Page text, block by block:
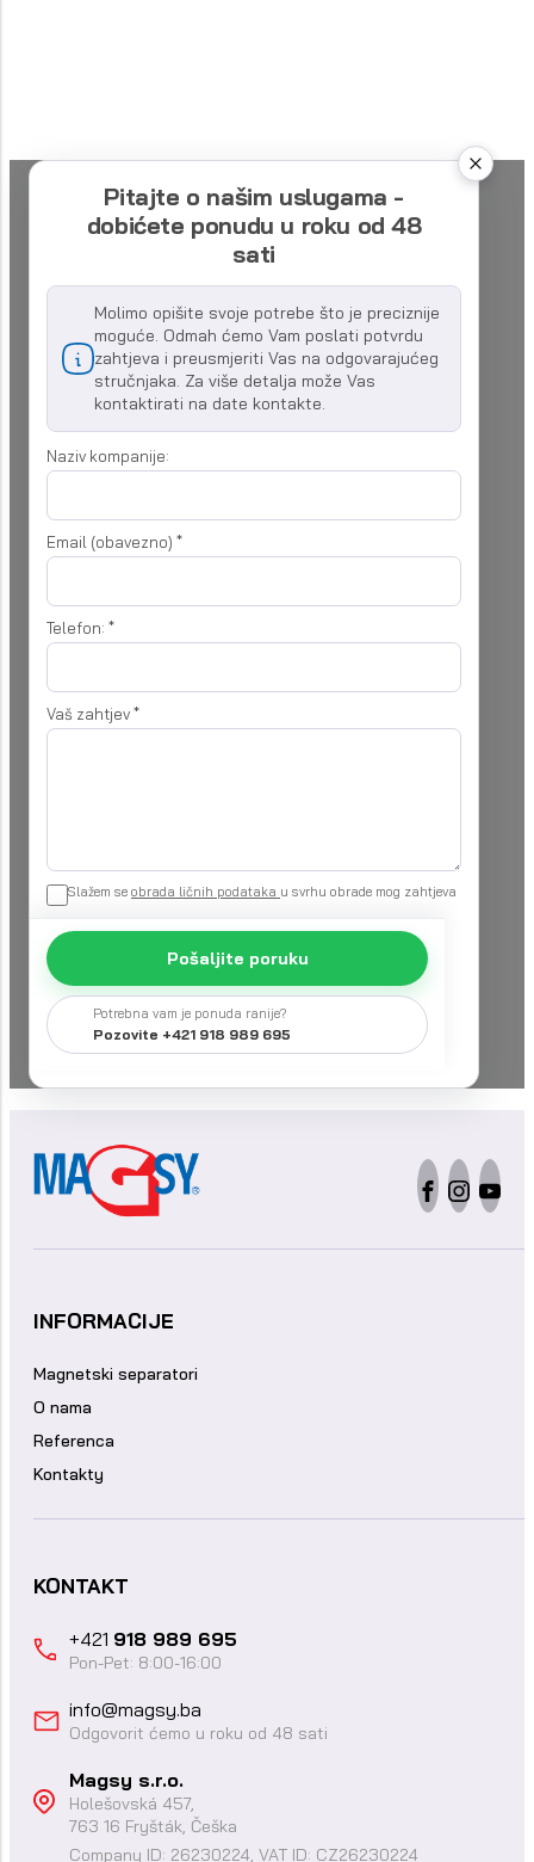
Pitajte o našim uslugama -
dobićete ponudu u roku od 48
sati
Molimo opišite svoje potrebe što je preciznije
moguće. Odmah ćemo Vam poslati potvrdu
zahtjeva i preusmjeriti Vas na odgovarajućeg
stručnjaka. Za više detalja može Vas
kontaktirati na date kontakte.
Naziv kompanije:
Email (obavezno) *
Telefon: *
Vaš zahtjev*
Slažem se obrada ličnih podataka u svrhu obrade mog zahtjeva
Pošaljite poruku
Potrebna vam je ponuda ranije?
Pozovite +421 918 989 695
INFORMACIJE
Magnetski separatori
O nama
Referenca
Kontakty
KONTAKT
+421 918 989 695
Pon-Pet: 8:00-16:00
info@magsy.ba
Odgovorit ćemo u roku od 48 sati
Magsy s.r.o.
Holešovská 457,
763 16 Fryšták, Češka
Company ID: 26230224, VAT ID: CZ26230224